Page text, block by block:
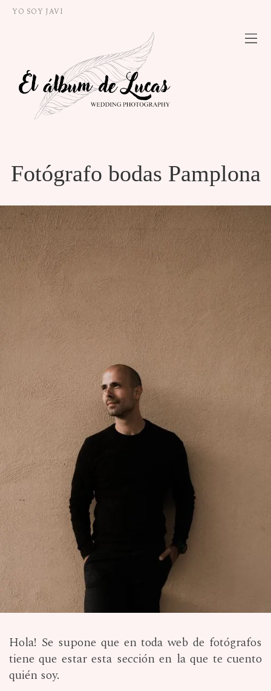
YO SOY JAVI
Fotógrafo bodas Pamplona
Hola! Se supone que en toda web de fotógrafos
tiene que estar esta sección en la que te cuento
quién soy.